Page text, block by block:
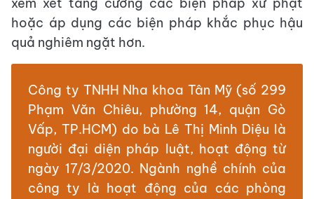
hoặc áp dụng các biện pháp khắc phục hậu
quả nghiêm ngặt hơn.
Công ty TNHH Nha khoa Tân Mỹ (số 299
Phạm Văn Chiêu, phường 14, quận Gò
Vấp, TP.HCM) do bà Lê Thị Minh Diệu là
người đại diện pháp luật, hoạt động từ
ngày 17/3/2020. Ngành nghề chính của
công ty là hoạt động của các phòng